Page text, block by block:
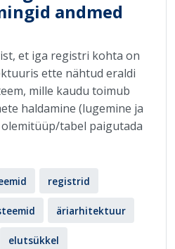
andmed
et iga registri kohta on
ette nähtud eraldi
mille kaudu toimub
haldamine (lugemine ja
tabel paigutada
registrid
äriarhitektuur
elutsükkel